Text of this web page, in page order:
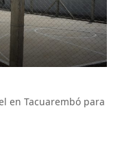
en Tacuarembó para